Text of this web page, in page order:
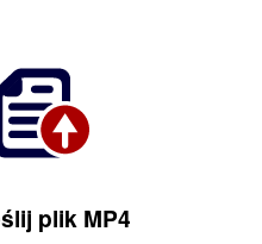
plik MP4